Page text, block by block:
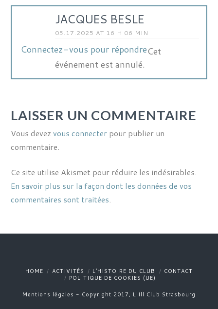
Connectez-vous pour répondre
JACQUES BESLE
05.17.2025 AT 16 H 06 MIN
Cet
événement est annulé.
LAISSER UN COMMENTAIRE
Vous devezvous connecter pour publier un
commentaire.
Ce site utilise Akismet pour réduire les indésirables.
En savoir plus sur la façon dont les données de vos
commentaires sont traitées.
HOME ACTIVITÉS L’HISTOIRE DU CLUB
CONTACT
POLITIQUE DE COOKIES (UE)
Mentions légales - Copyright 2017, L'Ill Club Strasbourg